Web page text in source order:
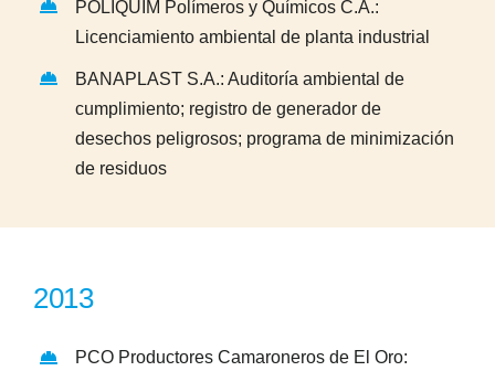
POLIQUIM Polímeros y Químicos C.A.:
Licenciamiento ambiental de planta industrial
BANAPLAST S.A.: Auditoría ambiental de
cumplimiento; registro de generador de
desechos peligrosos; programa de minimización
de residuos
2013
PCO Productores Camaroneros de El Oro: